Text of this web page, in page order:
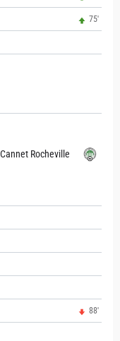
75'
Cannet Rocheville
88'